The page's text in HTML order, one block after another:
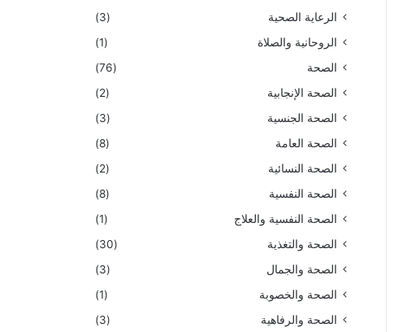
الرعاية الصحية
(3)
الروحانية والصلاة
(1)
الصحة
(76)
الصحة الإنجابية
(2)
الصحة الجنسية
(3)
الصحة العامة
(8)
الصحة النسائية
(2)
الصحة النفسية
(8)
الصحة النفسية والعلاج
(1)
الصحة والتغذية
(30)
الصحة والجمال
(3)
الصحة والخصوبة
(1)
الصحة والرفاهية
(3)